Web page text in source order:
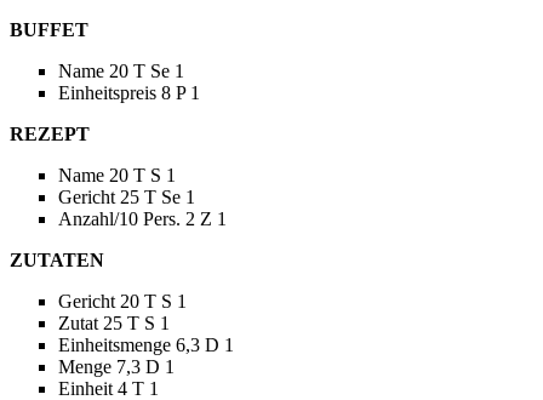
BUFFET
Name 20 T Se 1
Einheitspreis 8 P 1
REZEPT
Name 20 T S 1
Gericht 25 T Se 1
Anzahl/10 Pers. 2 Z 1
ZUTATEN
Gericht 20 T S 1
Zutat 25 T S 1
Einheitsmenge 6,3 D 1
Menge 7,3 D 1
Einheit 4 T 1